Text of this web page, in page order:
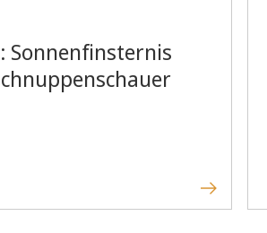
Sonnenfinsternis